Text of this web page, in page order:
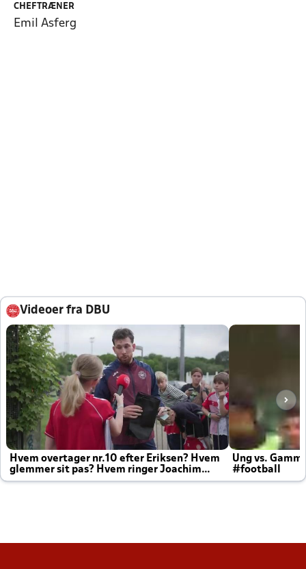
CHEFTRÆNER
Emil Asferg
Videoer fra DBU
Hvem overtager nr.10 efter Eriksen? Hvem
glemmer sit pas? Hvem ringer Joachim
altid til efter kampe?
Ung vs.
#football